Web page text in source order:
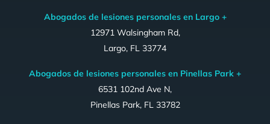
Abogados de lesiones personales en Largo +
12971 Walsingham Rd,
Largo, FL 33774
Abogados de lesiones personales en Pinellas Park +
6531 102nd Ave N,
Pinellas Park, FL 33782